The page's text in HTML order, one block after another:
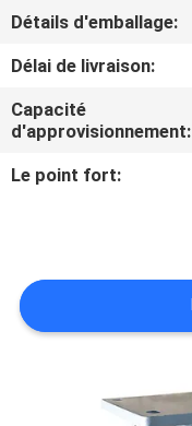
CONTRÔLE
DE
QUALITÉ
CONTACTEZ-
DEMANDEZ
UNE
CITATION
Détails d'emballage:
Délai de livraison:
Capacité
d'approvisionnement:
Le point fort: